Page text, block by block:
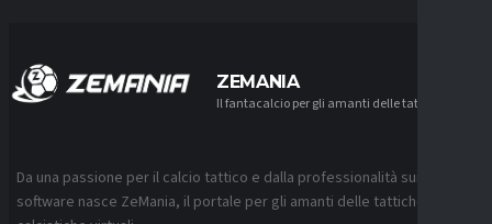
ZEMANIA
Il fantacalcio per gli amanti delle tattiche
Da una passione per il calcio tattico e dalla professionalità sui
software nasce ZeMania, il portale per gli amanti delle tattiche